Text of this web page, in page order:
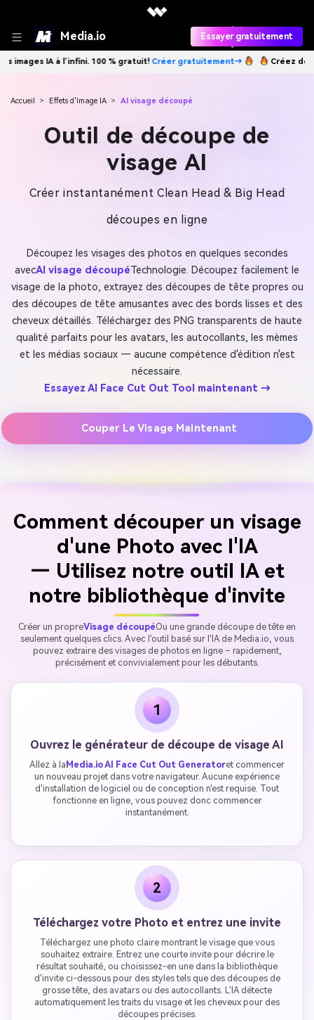
Media.io Essayer gratuitement
IA à l’infini. 100 % gratuit! Créer gratuitement→ Créez des images
Accueil > Effets d'Image IA > AI visage découpé
Outil de découpe de
visage AI
Créer instantanément Clean Head & Big Head
découpes en ligne
Découpez les visages des photos en quelques secondes
avecAI visage découpéTechnologie. Découpez facilement le
visage de la photo, extrayez des découpes de tête propres ou
des découpes de tête amusantes avec des bords lisses et des
cheveux détaillés. Téléchargez des PNG transparents de haute
qualité parfaits pour les avatars, les autocollants, les mèmes
et les médias sociaux — aucune compétence d'édition n'est
nécessaire.
Essayez AI Face Cut Out Tool maintenant →
Couper Le Visage Maintenant
Comment découper un visage
d'une Photo avec l'IA
— Utilisez notre outil IA et
notre bibliothèque d'invite
Créer un propreVisage découpéOu une grande découpe de tête en
seulement quelques clics. Avec l'outil basé sur l'IA de Media.io, vous
pouvez extraire des visages de photos en ligne – rapidement,
précisément et convivialement pour les débutants.
1
Ouvrez le générateur de découpe de visage AI
Allez à la Media.io AI Face Cut Out Generatoret commencer
un nouveau projet dans votre navigateur. Aucune expérience
d'installation de logiciel ou de conception n'est requise. Tout
fonctionne en ligne, vous pouvez donc commencer
instantanément.
2
Téléchargez votre Photo et entrez une invite
Téléchargez une photo claire montrant le visage que vous
souhaitez extraire. Entrez une courte invite pour décrire le
résultat souhaité, ou choisissez-en une dans la bibliothèque
d'invite ci-dessous pour des styles tels que des découpes de
grosse tête, des avatars ou des autocollants. L'IA détecte
automatiquement les traits du visage et les cheveux pour des
découpes précises.